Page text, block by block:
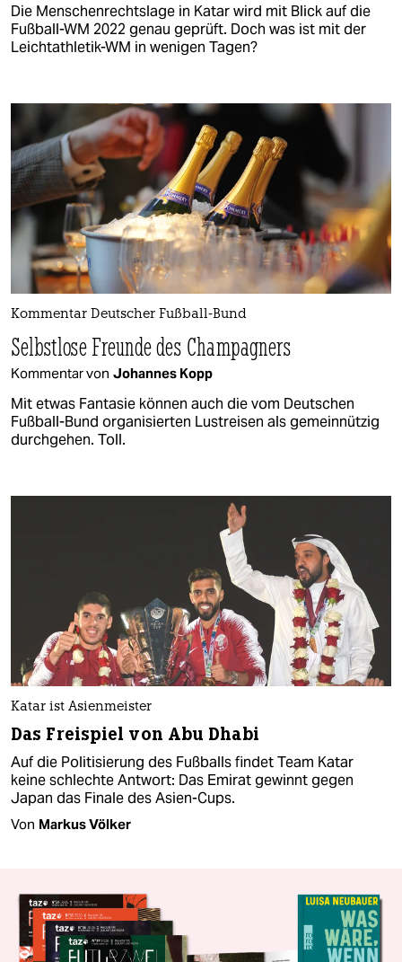
Die Menschenrechtslage in Katar wird mit Blick auf die
Fußball-WM 2022 genau geprüft. Doch was ist mit der
Leichtathletik-WM in wenigen Tagen?
Kommentar Deutscher Fußball-Bund
Selbstlose Freunde des Champagners
Kommentar von Johannes Kopp
Mit etwas Fantasie können auch die vom Deutschen
Fußball-Bund organisierten Lustreisen als gemeinnützig
durchgehen. Toll.
Katar ist Asienmeister
Das Freispiel von Abu Dhabi
Auf die Politisierung des Fußballs findet Team Katar
keine schlechte Antwort: Das Emirat gewinnt gegen
Japan das Finale des Asien-Cups.
Von Markus Völker